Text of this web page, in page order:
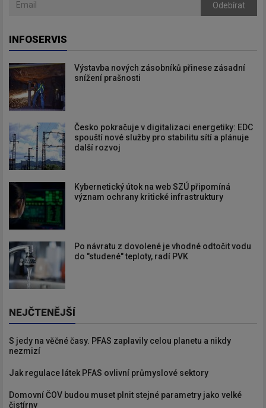
Odebírat
INFOSERVIS
Výstavba nových zásobníků přinese zásadní
snížení prašnosti
Česko pokračuje v digitalizaci energetiky: EDC
spouští nové služby pro stabilitu sítí a plánuje
další rozvoj
Kybernetický útok na web SZÚ připomíná
význam ochrany kritické infrastruktury
Po návratu z dovolené je vhodné odtočit vodu
do "studené" teploty, radí PVK
NEJČTENĚJŠÍ
S jedy na věčné časy. PFAS zaplavily celou planetu a nikdy
nezmizí
Jak regulace látek PFAS ovlivní průmyslové sektory
Domovní ČOV budou muset plnit stejné parametry jako velké
čistírny